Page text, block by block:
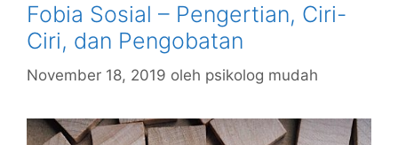
Fobia Sosial – Pengertian, Ciri-
Ciri, dan Pengobatan
November 18, 2019 oleh psikolog mudah